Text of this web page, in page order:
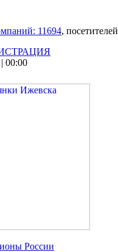
11694, посетителей
| 00:00
России